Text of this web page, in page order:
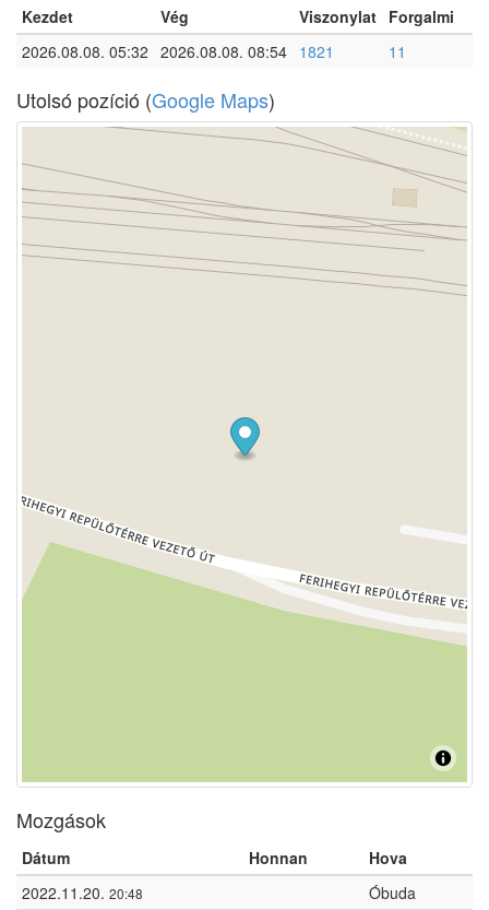
Kezdet Vég Viszonylat Forgalmi
2026.08.08. 05:32 2026.08.08. 08:54 1821 11
Utolsó pozíció (Google Maps)
Mozgások
Dátum Honnan
Hova
2022.11.20. 20:48 Óbuda